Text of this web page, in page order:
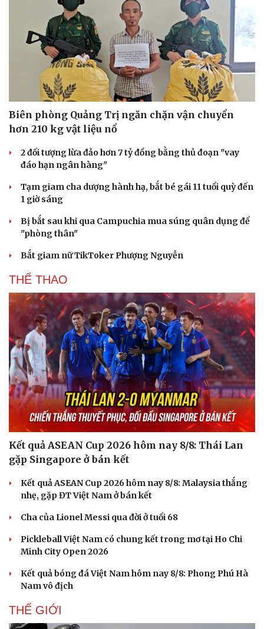
Sân khấu - Điện ảnh
Văn học
Âm nhạc
Di sản
Nghệ sĩ
Biên phòng Quảng Trị ngăn chặn vận chuyển
hơn 210 kg vật liệu nổ
2 đối tượng lừa đảo hơn 7 tỷ đồng bằng thủ đoạn "vay
đáo hạn ngân hàng"
Tạm giam cha dượng hành hạ, bắt bé gái 11 tuổi quỳ đến
1 giờ sáng
Bị bắt sau khi qua Campuchia mua súng quân dụng để
"phòng thân"
Bắt giam nữ TikToker Phượng Nguyễn
THỂ THAO
Kết quả ASEAN Cup 2026 hôm nay 8/8: Thái Lan
gặp Singapore ở bán kết
Kết quả ASEAN Cup 2026 hôm nay 8/8: Malaysia thắng
nhẹ, gặp ĐT Việt Nam ở bán kết
Cha của Lionel Messi qua đời ở tuổi 68
Pickleball Việt Nam có chung kết trong mơ tại Ho Chi
Minh City Open 2026
Kết quả bóng đá Việt Nam hôm nay 8/8: Phong Phú Hà
Nam vô địch
THẾ GIỚI